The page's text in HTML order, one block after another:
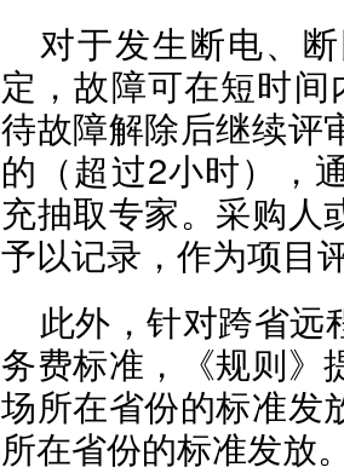
对于发生断电、
定，故障可在短时
待故障解除后继续评
的（超过2小时），
充抽取专家。采购人
予以记录，作为项目
此外，针对跨省远
务费标准，《规则》
场所在省份的标准发
所在省份的标准发放